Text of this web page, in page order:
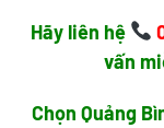
Hãy liên hệ
vấn
Chọn Quảng